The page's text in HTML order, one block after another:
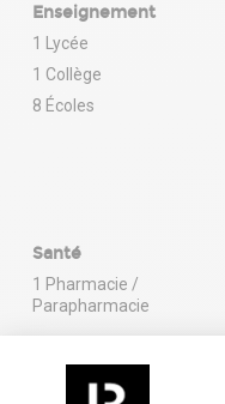
Enseignement
1 Lycée
1 Collège
8 Écoles
Santé
1 Pharmacie /
Parapharmacie